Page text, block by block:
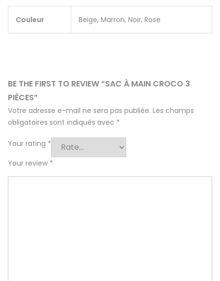
Couleur Beige, Marron, Noir, Rose
BE THE FIRST TO REVIEW “SAC À MAIN CROCO 3
PIÈCES”
Votre adresse e-mail ne sera pas publiée. Les champs
obligatoires sont indiqués avec *
Your rating *
Your review *